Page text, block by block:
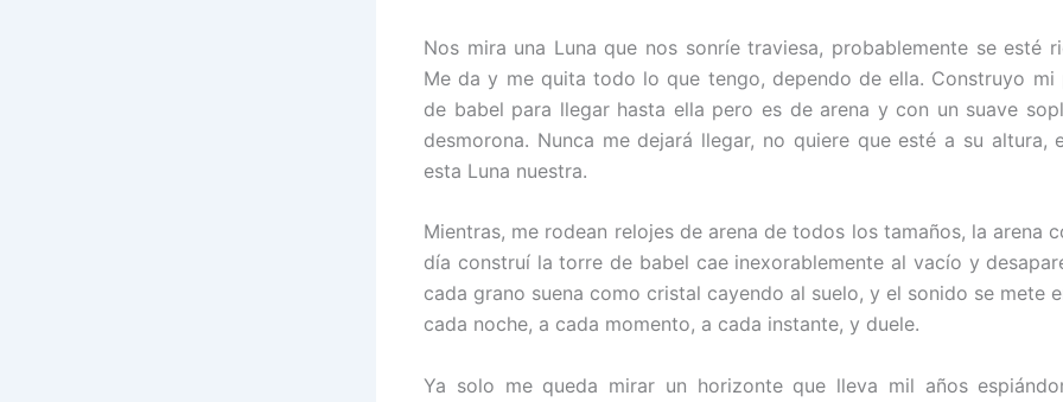
Nos mira una Luna que nos sonríe traviesa, probablemente se esté
Me da y me quita todo lo que tengo, dependo de ella. Construyo
de babel para llegar hasta ella pero es de arena y con un suave
desmorona. Nunca me dejará llegar, no quiere que esté a su altura,
esta Luna nuestra.
Mientras, me rodean relojes de arena de todos los tamaños, la arena
día construí la torre de babel cae inexorablemente al vacío y
cada grano suena como cristal cayendo al suelo, y el sonido se mete
cada noche, a cada momento, a cada instante, y duele.
Ya solo me queda mirar un horizonte que lleva mil años